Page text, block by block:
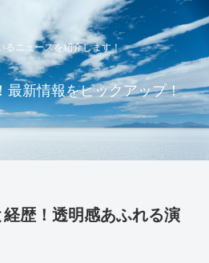
るニュースを紹介します！
新情報をピックアップ！
歴！透明感あふれる演